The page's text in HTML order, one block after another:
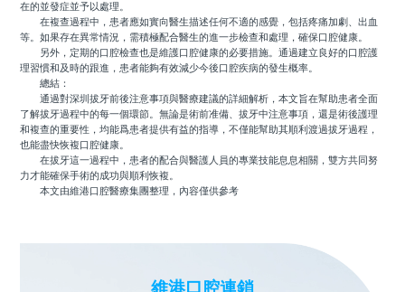
在的並發症並予以處理。
在複查過程中，患者應如實向醫生描述任何不適的感覺，包括疼痛加劇、出血
等。如果存在異常情況，需積極配合醫生的進一步檢查和處理，確保口腔健康。
另外，定期的口腔檢查也是維護口腔健康的必要措施。通過建立良好的口腔護
理習慣和及時的跟進，患者能夠有效減少今後口腔疾病的發生概率。
總結：
通過對深圳拔牙前後注意事項與醫療建議的詳細解析，本文旨在幫助患者全面
了解拔牙過程中的每一個環節。無論是術前准備、拔牙中注意事項，還是術後護理
和複查的重要性，均能爲患者提供有益的指導，不僅能幫助其順利渡過拔牙過程，
也能盡快恢複口腔健康。
在拔牙這一過程中，患者的配合與醫護人員的專業技能息息相關，雙方共同努
力才能確保手術的成功與順利恢複。
本文由維港口腔醫療集團整理，內容僅供參考
維港口腔連鎖